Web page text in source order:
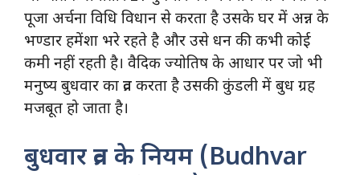
पूजा अर्चना विधि विधान से करता है उसके घर में अन्न के
भण्डार हमेंशा भरे रहते है और उसे धन की कभी कोई
कमी नहीं रहती है। वैदिक ज्योतिष के आधार पर जो भी
मनुष्य बुधवार का व्रत करता है उसकी कुंडली में बुध ग्रह
मजबूत हो जाता है।
बुधवार व्रत के नियम (Budhvar